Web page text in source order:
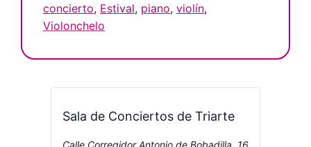
concierto, Estival, piano, violín,
Violonchelo
Sala de Conciertos de Triarte
Calle Corregidor Antonio de Bobadilla, 16